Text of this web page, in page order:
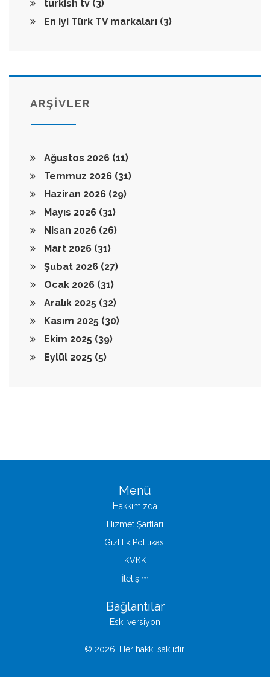
turkish tv (3)
En iyi Türk TV markaları (3)
ARŞİVLER
Ağustos 2026 (11)
Temmuz 2026 (31)
Haziran 2026 (29)
Mayıs 2026 (31)
Nisan 2026 (26)
Mart 2026 (31)
Şubat 2026 (27)
Ocak 2026 (31)
Aralık 2025 (32)
Kasım 2025 (30)
Ekim 2025 (39)
Eylül 2025 (5)
Menü
Hakkımızda
Hizmet Şartları
Gizlilik Politikası
KVKK
İletişim
Bağlantılar
Eski versiyon
© 2026. Her hakkı saklıdır.